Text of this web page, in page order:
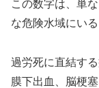
この数字は、単
な危険水域にい
過労死に直結す
膜下出血、脳梗